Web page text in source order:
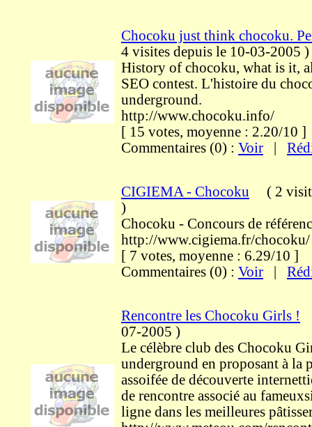
Chocoku just think chocoku.
4 visites depuis le 10-03-2005 )
History of chocoku, what is it,
SEO contest. L'histoire du
underground.
http://www.chocoku.info/
[ 15 votes, moyenne : 2.20/
Commentaires (0) : Voir
CIGIEMA - Chocoku ( 2
)
Chocoku - Concours de
http://www.cigiema.fr/chocoku/
[ 7 votes, moyenne : 6.29/10
Commentaires (0) : Voir
Rencontre les Chocoku Girls !
07-2005 )
Le célèbre club des Chocoku
underground en proposant à la
assoifée de découverte
de rencontre associé au
ligne dans les meilleures